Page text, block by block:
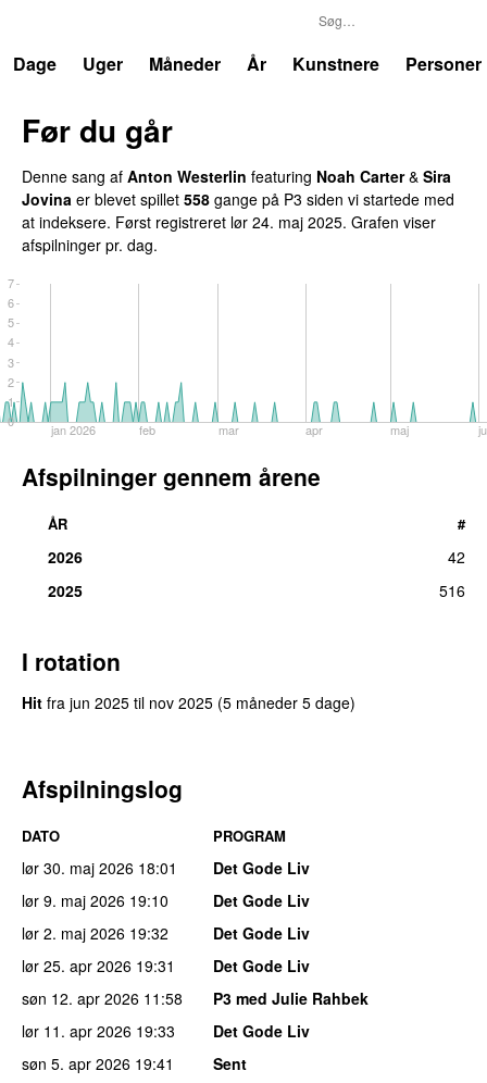
Dage
Uger Måneder År Kunstnere Personer
Før du går
Denne sang af Anton Westerlin featuring Noah Carter& Sira
Jovina er blevet spillet 558 gange på P3 siden vi startede med
at indeksere. Først registreret lør 24. maj 2025. Grafen viser
afspilninger pr. dag.
jan 2026 feb mar apr maj
0
1
2
3
4
5
6
7
Afspilninger gennem årene
ÅR #
2026
42
2025
516
I rotation
Hit fra jun 2025 til nov 2025 (5 måneder 5 dage)
Afspilningslog
DATO PROGRAM
lør 30. maj 2026 18:01
Det Gode Liv
lør 9. maj 2026 19:10
Det Gode Liv
lør 2. maj 2026 19:32
Det Gode Liv
lør 25. apr 2026 19:31
Det Gode Liv
søn 12. apr 2026 11:58
P3 med Julie Rahbek
lør 11. apr 2026 19:33
Det Gode Liv
søn 5. apr 2026 19:41
Sent